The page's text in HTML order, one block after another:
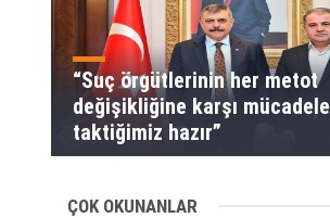
“Suç örgütlerinin her metot
değişikliğine karşı mücadele
taktiğimiz hazır”
ÇOK OKUNANLAR